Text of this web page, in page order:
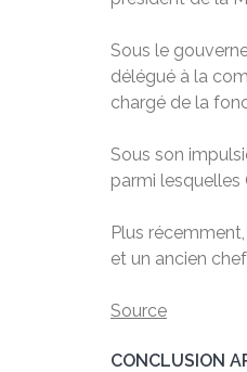
Sous le
délégué à la
chargé de la
Sous son
parmi
Plus
et un ancien
Source
CONCLUSION